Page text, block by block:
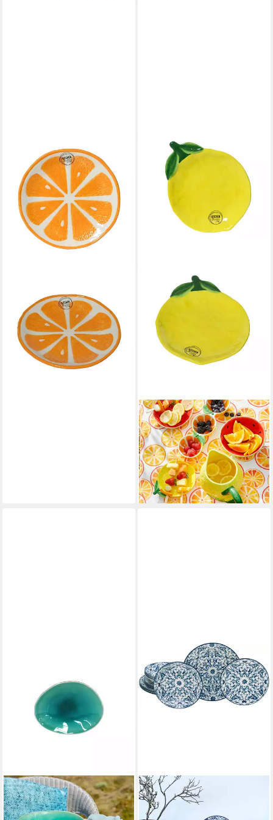
Dessertteller CITRI, Ø 16 cm,
Orange, Weiß, (1 St), Dolomit,
Orangenform
ab 5,99 €
lieferbar - in 3-4 Werktagen bei dir
DECORIS SEASON
DECORATIONS
Kuchenteller, Teller 17cm
Keramik in Zitronen Form
Gelb / Grün
5,99 €
lieferbar - in 3-4 Werktagen bei dir
COSTA NOVA
Kuchenteller Oval Riviera
Azur, Costa Nova, 15,4 x 12